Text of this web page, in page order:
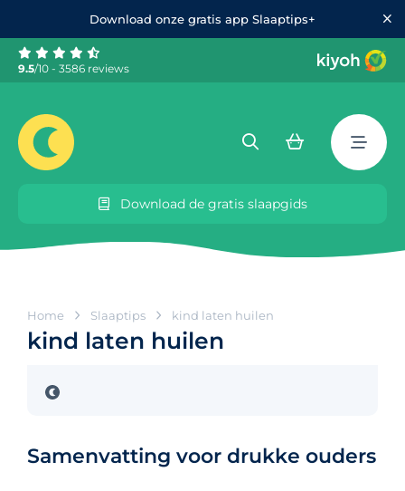
Download onze gratis app Slaaptips+
9.5/10 - 3586 reviews
Download de gratis slaapgids
Home Slaaptips kind laten huilen
kind laten huilen
Samenvatting voor drukke ouders